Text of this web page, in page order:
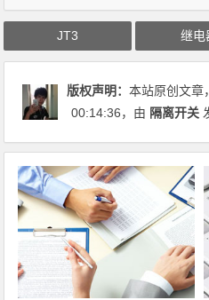
JT3 继电
版权声明：本站原创文章
00:14:36，由 隔离开关